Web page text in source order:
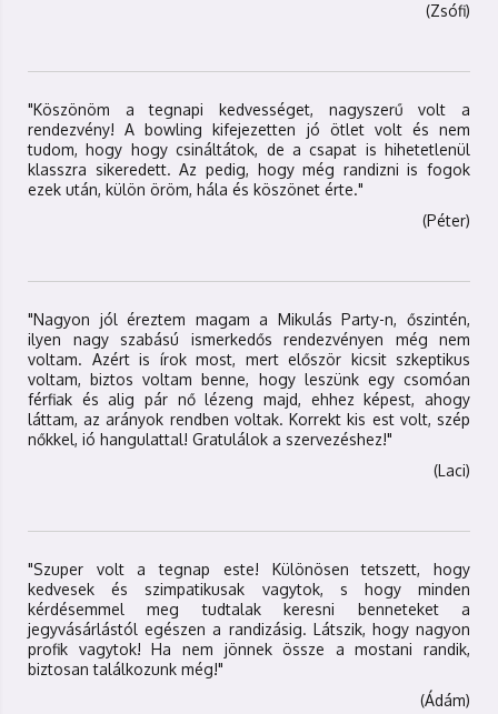
(Zsófi)
"Köszönöm a tegnapi kedvességet, nagyszerű volt a
rendezvény! A bowling kifejezetten jó ötlet volt és nem
tudom, hogy hogy csináltátok, de a csapat is hihetetlenül
klasszra sikeredett. Az pedig, hogy még randizni is fogok
ezek után, külön öröm, hála és köszönet érte."
(Péter)
"Nagyon jól éreztem magam a Mikulás Party-n, őszintén,
ilyen nagy szabású ismerkedős rendezvényen még nem
voltam. Azért is írok most, mert először kicsit szkeptikus
voltam, biztos voltam benne, hogy leszünk egy csomóan
férfiak és alig pár nő lézeng majd, ehhez képest, ahogy
láttam, az arányok rendben voltak. Korrekt kis est volt, szép
nőkkel, ió hangulattal! Gratulálok a szervezéshez!"
(Laci)
"Szuper volt a tegnap este! Különösen tetszett, hogy
kedvesek és szimpatikusak vagytok, s hogy minden
kérdésemmel meg tudtalak keresni benneteket a
jegyvásárlástól egészen a randizásig. Látszik, hogy nagyon
profik vagytok! Ha nem jönnek össze a mostani randik,
biztosan találkozunk még!"
(Ádám)